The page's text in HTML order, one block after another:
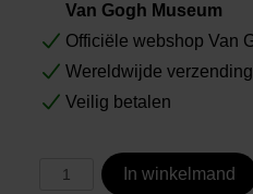
Van Gogh Museum
Officiële webshop Van
Wereldwijde verzending
Veilig betalen
In winkelmand